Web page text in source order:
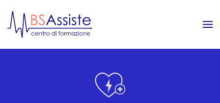
Skip to main content